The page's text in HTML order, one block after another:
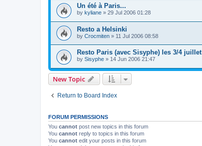
Un été à Paris...
by kyliane » 29 Jul 2006 01:28
Resto a Helsinki
by Crocmiten » 11 Jul 2006 08:58
Resto Paris (avec Sisyphe) les 3/4 juillet
by Sisyphe » 14 Jun 2006 21:47
New Topic
Return to Board Index
FORUM PERMISSIONS
You cannot post new topics in this forum
You cannot reply to topics in this forum
You cannot edit your posts in this forum